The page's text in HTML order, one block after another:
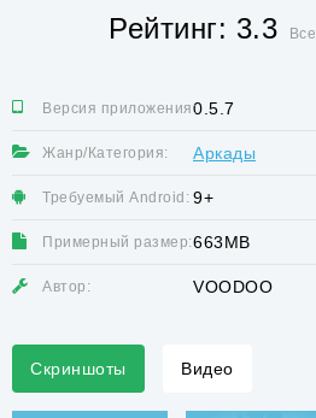
Рейтинг: 3.3
Версия приложения:0.5.7
Жанр/Категория: Аркады
Требуемый Android: 9+
Примерный размер:663MB
Автор: VOODOO
Скриншоты Видео